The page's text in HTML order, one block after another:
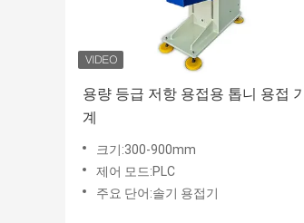
용량 등급 저항 용접용 톱니 용접 기
계
크기:300-900mm
제어 모드:PLC
주요 단어:솔기 용접기